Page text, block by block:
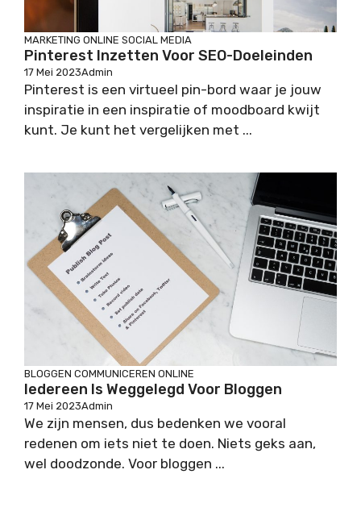
MARKETING ONLINE SOCIAL MEDIA
Pinterest Inzetten Voor SEO-Doeleinden
17 Mei 2023Admin
Pinterest is een virtueel pin-bord waar je jouw
inspiratie in een inspiratie of moodboard kwijt
kunt. Je kunt het vergelijken met ...
BLOGGEN COMMUNICEREN ONLINE
Iedereen Is Weggelegd Voor Bloggen
17 Mei 2023Admin
We zijn mensen, dus bedenken we vooral
redenen om iets niet te doen. Niets geks aan,
wel doodzonde. Voor bloggen ...